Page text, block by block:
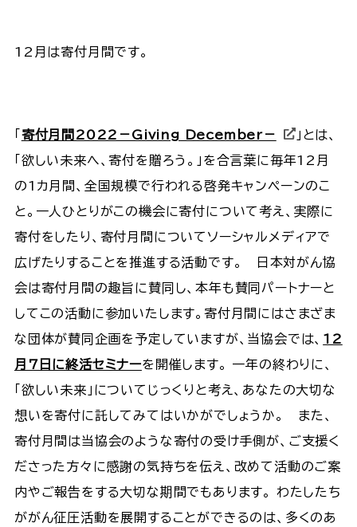
12月は寄付月間です。
「 寄付月間2022－Giving December－
」とは、
「欲しい未来へ、寄付を贈ろう。」を合言葉に毎年12月
の1カ月間、全国規模で行われる啓発キャンペーンのこ
と。一人ひとりがこの機会に寄付について考え、実際に
寄付をしたり、寄付月間についてソーシャルメディアで
広げたりすることを推進する活動です。 日本対がん協
会は寄付月間の趣旨に賛同し、本年も賛同パートナーと
してこの活動に参加いたします。寄付月間にはさまざま
な団体が賛同企画を予定していますが、当協会では、 12
月7日に終活セミナーを開催します。 一年の終わりに、
「欲しい未来」についてじっくりと考え、あなたの大切な
想いを寄付に託してみてはいかがでしょうか。 また、
寄付月間は当協会のような寄付の受け手側が、ご支援く
ださった方々に感謝の気持ちを伝え、改めて活動のご案
内やご報告をする大切な期間でもあります。 わたしたち
ががん征圧活動を展開することができるのは、多くのあ